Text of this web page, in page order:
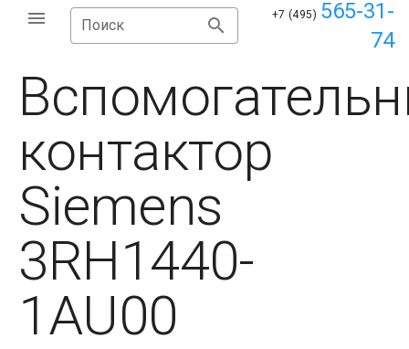
Поиск
+7 (495) 565-31-
74
контактор
Siemens
3RH1440-
1AU00